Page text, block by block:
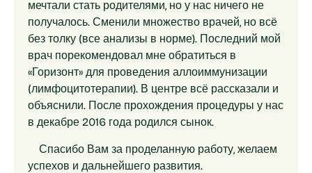
мечтали стать родителями, но у нас ничего не
получалось. Сменили множество врачей, но всё
без толку (все анализы в норме). Последний мой
врач порекомендовал мне обратиться в
«Горизонт» для проведения аллоиммунизации
(лимфоцитотерапии). В центре всё рассказали и
объяснили. После прохождения процедуры у нас
в декабре 2016 года родился сынок.
Спасибо Вам за проделанную работу, желаем
успехов и дальнейшего развития.